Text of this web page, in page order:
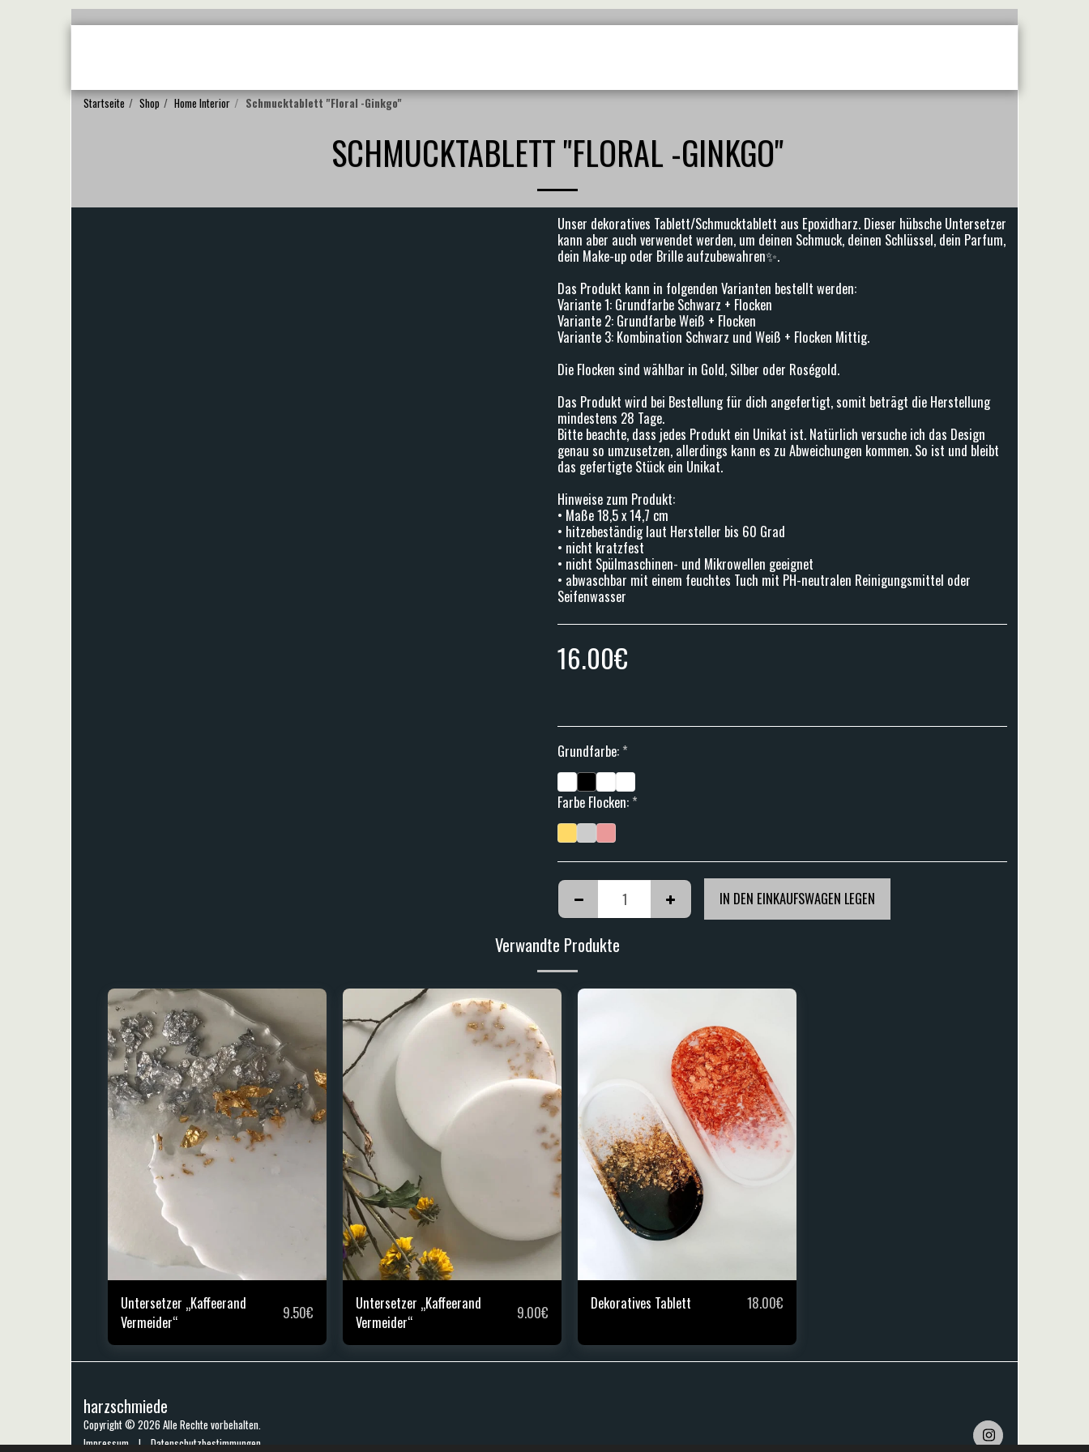
Startseite Shop Home Interior Schmucktablett "Floral -Ginkgo"
SCHMUCKTABLETT "FLORAL -GINKGO"
Unser dekoratives Tablett/Schmucktablett aus Epoxidharz. Dieser hübsche Untersetzer
kann aber auch verwendet werden, um deinen Schmuck, deinen Schlüssel, dein Parfum,
dein Make-up oder Brille aufzubewahren✨.
Das Produkt kann in folgenden Varianten bestellt werden:
Variante 1: Grundfarbe Schwarz + Flocken
Variante 2: Grundfarbe Weiß + Flocken
Variante 3: Kombination Schwarz und Weiß + Flocken Mittig.
Die Flocken sind wählbar in Gold, Silber oder Roségold.
Das Produkt wird bei Bestellung für dich angefertigt, somit beträgt die Herstellung
mindestens 28 Tage.
Bitte beachte, dass jedes Produkt ein Unikat ist. Natürlich versuche ich das Design
genau so umzusetzen, allerdings kann es zu Abweichungen kommen. So ist und bleibt
das gefertigte Stück ein Unikat.
Hinweise zum Produkt:
• Maße 18,5 x 14,7 cm
• hitzebeständig laut Hersteller bis 60 Grad
• nicht kratzfest
• nicht Spülmaschinen- und Mikrowellen geeignet
• abwaschbar mit einem feuchtes Tuch mit PH-neutralen Reinigungsmittel oder
Seifenwasser
16.00€
Grundfarbe: *
Farbe Flocken: *
IN DEN EINKAUFSWAGEN LEGEN
Verwandte Produkte
Untersetzer „Kaffeerand
Vermeider“
9.50€
Untersetzer „Kaffeerand
Vermeider“
9.00€ Dekoratives Tablett 18.00€
harzschmiede
Copyright © 2026 Alle Rechte vorbehalten.
Impressum | Datenschutzbestimmungen